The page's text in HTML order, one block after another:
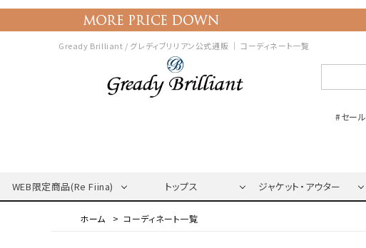
Gready Brilliant / グレディブリリアン公式通販 ｜ コーディネート一覧
#セール
WEB限定商品(Re Fiina) トップス ジャケット・アウター
コーディネート一覧